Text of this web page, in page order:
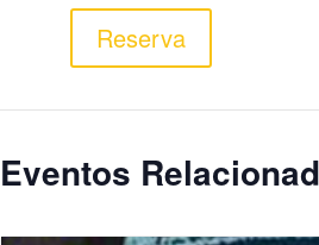
Reserva
Eventos